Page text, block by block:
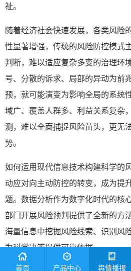
祉。
随着经济社会快速发展，各类风险
性显著增强，传统的风险防控模式
判断，难以适应复杂多变的治理环
号、分散的诉求、局部的异动为前
预，就可能演变为影响全局的系统
域广、覆盖人群多、利益关系复杂
测，难以全面捕捉风险苗头，更无
势。
如何运用现代信息技术构建科学的
动应对向主动防控的转变，成为提
题。数据分析作为数字化时代的核
部门开展风险预判提供了全新的方
海量信息中挖掘风险线索、识别风
为科学决策提供可靠依据。
首页 产品中心 舆情播报